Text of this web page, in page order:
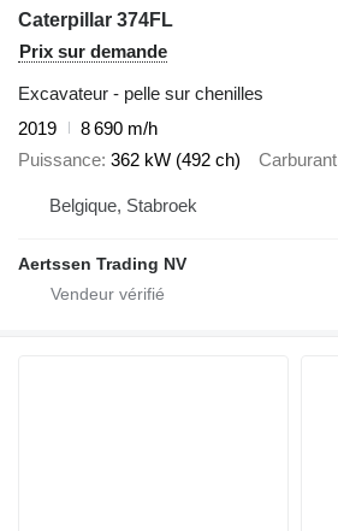
Caterpillar 374FL
Prix sur demande
Excavateur - pelle sur chenilles
2019
8 690 m/h
Puissance 362 kW (492 ch) Carburant
Belgique, Stabroek
Aertssen Trading NV